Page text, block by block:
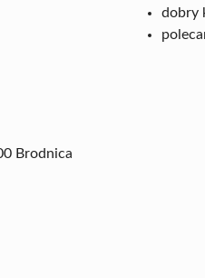
Brodnica
dobry